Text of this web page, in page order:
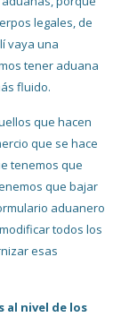
legales, de
vaya una
tener aduana
fluido.
que hacen
que se hace
tenemos que
que bajar
aduanero
todos los
esas
al nivel de los